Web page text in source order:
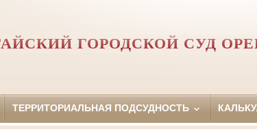
ГОРОДСКОЙ СУД
ТЕРРИТОРИАЛЬНАЯ ПОДСУДНОСТЬ